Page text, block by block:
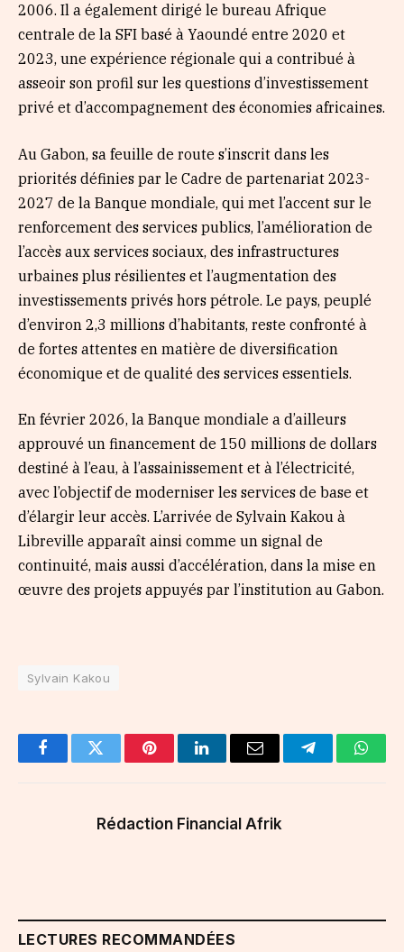
2006. Il a également dirigé le bureau Afrique
centrale de la SFI basé à Yaoundé entre 2020 et
2023, une expérience régionale qui a contribué à
asseoir son profil sur les questions d’investissement
privé et d’accompagnement des économies africaines.
Au Gabon, sa feuille de route s’inscrit dans les
priorités définies par le Cadre de partenariat 2023-
2027 de la Banque mondiale, qui met l’accent sur le
renforcement des services publics, l’amélioration de
l’accès aux services sociaux, des infrastructures
urbaines plus résilientes et l’augmentation des
investissements privés hors pétrole. Le pays, peuplé
d’environ 2,3 millions d’habitants, reste confronté à
de fortes attentes en matière de diversification
économique et de qualité des services essentiels.
En février 2026, la Banque mondiale a d’ailleurs
approuvé un financement de 150 millions de dollars
destiné à l’eau, à l’assainissement et à l’électricité,
avec l’objectif de moderniser les services de base et
d’élargir leur accès. L’arrivée de Sylvain Kakou à
Libreville apparaît ainsi comme un signal de
continuité, mais aussi d’accélération, dans la mise en
œuvre des projets appuyés par l’institution au Gabon.
Sylvain Kakou
FacebookTwitter PinterestLinkedInEmail Telegram
Rédaction Financial Afrik
LECTURES RECOMMANDÉES